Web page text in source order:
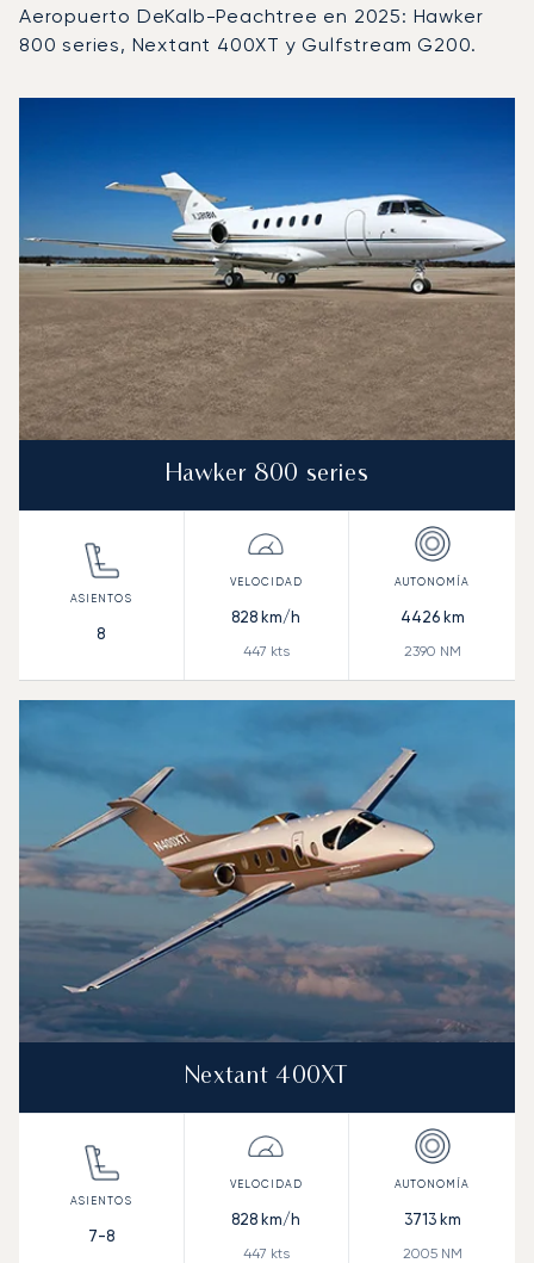
Aeropuerto DeKalb-Peachtree en 2025: Hawker
800 series, Nextant 400XT y Gulfstream G200.
Autonomía (NM)
Hawker 800 series
8
828 km/h
447 kts
4426km
2390 NM
Nextant 400XT
7-8
828 km/h
447 kts
3713km
2005NM